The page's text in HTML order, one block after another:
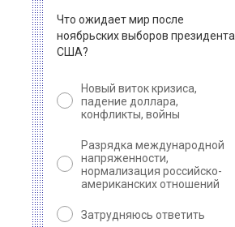
Что ожидает мир после
ноябрьских выборов президента
США?
Новый виток кризиса,
падение доллара,
конфликты, войны
Разрядка международной
напряженности,
нормализация российско-
американских отношений
Затрудняюсь ответить